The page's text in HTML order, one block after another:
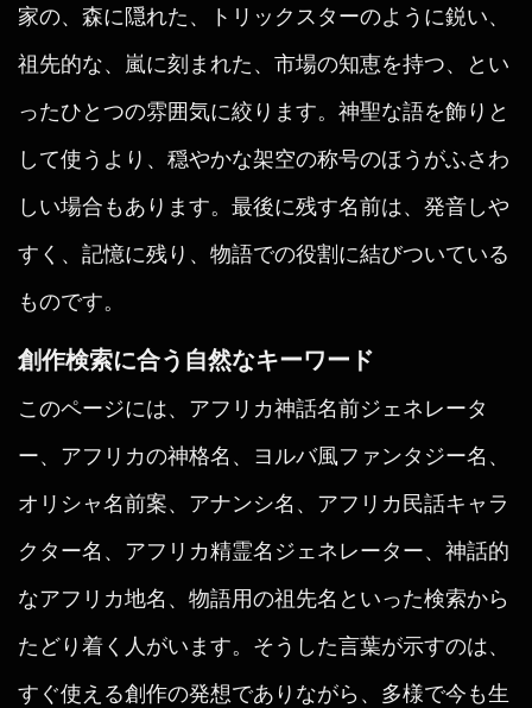
家の、森に隠れた、トリックスターのように鋭い、
祖先的な、嵐に刻まれた、市場の知恵を持つ、とい
ったひとつの雰囲気に絞ります。神聖な語を飾りと
して使うより、穏やかな架空の称号のほうがふさわ
しい場合もあります。最後に残す名前は、発音しや
すく、記憶に残り、物語での役割に結びついている
ものです。
創作検索に合う自然なキーワード
このページには、アフリカ神話名前ジェネレータ
ー、アフリカの神格名、ヨルバ風ファンタジー名、
オリシャ名前案、アナンシ名、アフリカ民話キャラ
クター名、アフリカ精霊名ジェネレーター、神話的
なアフリカ地名、物語用の祖先名といった検索から
たどり着く人がいます。そうした言葉が示すのは、
すぐ使える創作の発想でありながら、多様で今も生